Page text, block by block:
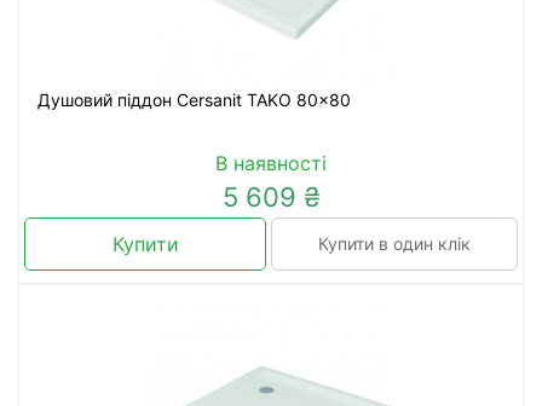
Душовий піддон Cersanit TAKO 80x80
В наявності
5 609 ₴
Купити Купити в один клік